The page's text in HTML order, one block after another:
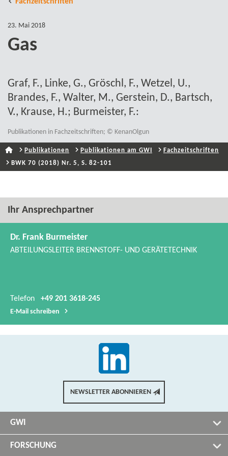
Fachzeitschriften
23. Mai 2018
Gas
Graf, F., Linke, G., Gröschl, F., Wetzel, U.,
Brandes, F., Walter, M., Gerstein, D., Bartsch,
V., Krause, H.; Burmeister, F.:
Publikationen in Fachzeitschriften; © KenanOlgun
Publikationen Publikationen am GWI
Fachzeitschriften
BWK 70 (2018) Nr. 5, S. 82-101
Ihr Ansprechpartner
Dr. Frank Burmeister
ABTEILUNGSLEITER BRENNSTOFF-​ UND GERÄTETECHNIK
Telefon +49 201 3618-245
E-​Mail schreiben
NEWSLETTER ABONNIEREN
GWI
FORSCHUNG